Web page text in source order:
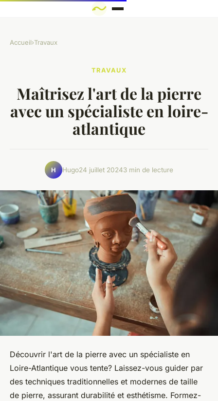
Accueil›Travaux
TRAVAUX
Maîtrisez l'art de la pierre
avec un spécialiste en loire-
atlantique
H Hugo24 juillet 20243 min de lecture
Découvrir l'art de la pierre avec un spécialiste en
Loire-Atlantique vous tente? Laissez-vous guider par
des techniques traditionnelles et modernes de taille
de pierre, assurant durabilité et esthétisme. Formez-